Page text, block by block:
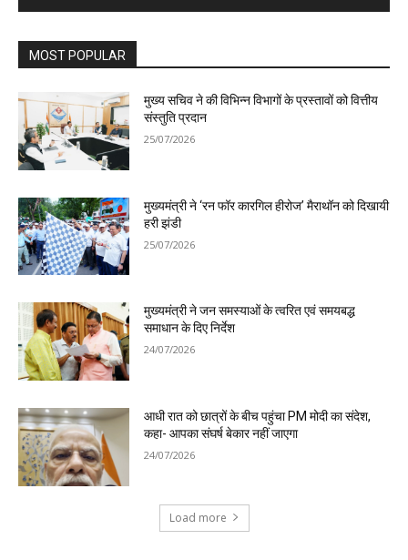
MOST POPULAR
मुख्य सचिव ने की विभिन्न विभागों के प्रस्तावों को वित्तीय
संस्तुति प्रदान
25/07/2026
मुख्यमंत्री ने ‘रन फॉर कारगिल हीरोज’ मैराथॉन को दिखायी
हरी झंडी
25/07/2026
मुख्यमंत्री ने जन समस्याओं के त्वरित एवं समयबद्ध
समाधान के दिए निर्देश
24/07/2026
आधी रात को छात्रों के बीच पहुंचा PM मोदी का संदेश,
कहा- आपका संघर्ष बेकार नहीं जाएगा
24/07/2026
Load more